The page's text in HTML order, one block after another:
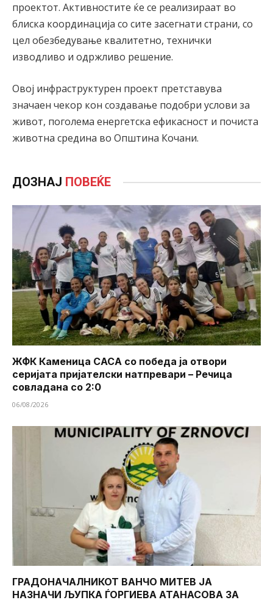
проектот. Активностите ќе се реализираат во
блиска координација со сите засегнати страни, со
цел обезбедување квалитетно, технички
изводливо и одржливо решение.
Овој инфраструктурен проект претставува
значаен чекор кон создавање подобри услови за
живот, поголема енергетска ефикасност и почиста
животна средина во Општина Кочани.
ДОЗНАЈ ПОВЕЌЕ
ЖФК Каменица САСА со победа ја отвори
серијата пријателски натпревари – Речица
совладана со 2:0
06/08/2026
ГРАДОНАЧАЛНИКОТ ВАНЧО МИТЕВ ЈА
НАЗНАЧИ ЉУПКА ЃОРГИЕВА АТАНАСОВА ЗА